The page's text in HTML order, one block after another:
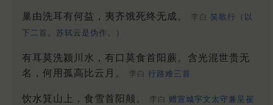
巢由洗耳有何益，夷齐饿死终无成。 李白 笑歌行（以
下二首。苏轼云是伪作。）
有耳莫洗颍川水，有口莫食首阳蕨。含光混世贵无
名，何用孤高比云月。
李白 行路难三首
饮水箕山上，食雪首阳颠。 李白 赠宣城宇文太守兼呈崔